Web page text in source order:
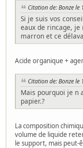
Citation de: Bonze
Si je suis vos
eaux de rincage,
marron et ce
Acide organique +
Citation de: Bonze
Mais pourquoi je n
papier.?
La composition
volume de liquide
le support, mais peut-